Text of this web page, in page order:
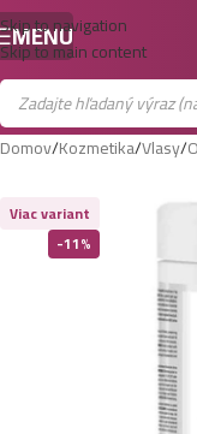
Skip to navigation
Skip to main content
MENU
Domov/Kozmetika/Vlasy/
-11%
Viac variant